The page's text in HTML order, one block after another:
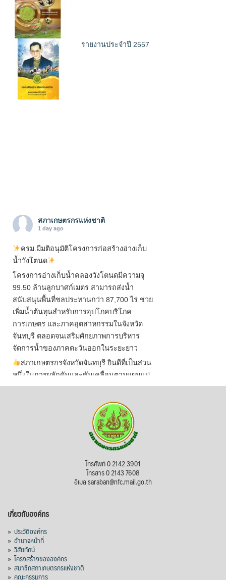
รายงานประจำปี 2557
สภาเกษตรกรแห่งชาติ
1 day ago
ครม.มีมติอนุมัติโครงการก่อสร้างอ่างเก็บ
น้ำวังโตนด
โครงการอ่างเก็บน้ำคลองวังโตนดมีความจุ
99.50 ล้านลูกบาศก์เมตร สามารถส่งน้ำ
สนับสนุนพื้นที่ชลประทานกว่า 87,700 ไร่ ช่วย
เพิ่มน้ำต้นทุนสำหรับการอุปโภคบริโภค
การเกษตร และภาคอุตสาหกรรมในจังหวัด
จันทบุรี ตลอดจนเสริมศักยภาพการบริหาร
จัดการน้ำของภาคตะวันออกในระยะยาว
สภาเกษตรกรจังหวัดจันทบุรี ยินดีที่เป็นส่วน
หนึ่งในการผลักดันและขับเคลื่อนตามแผนแม่
บทเพื่อพั ...See More
ไม่สามารถดูเนื้อหานี้ได้ในขณะนี้
สภาเกษตรกรแห่งชาติ
ไทยในช่วง 6 เดือนของปี 2569 (ม.ค.-มิ.ย.) มี
1,205 ล้านดอลลาร์สหรัฐ (ประมาณ
38,003.15 ล้านบาท) ลดลง 27.69%
ปรับตัวลดลงตามสภาวะเศรษฐกิจและการค้า
โทรศัพท์ 0 2142 3901
โทรสาร 0 2143 7608
อีเมล saraban@nfc.mail.go.th
เกี่ยวกับองค์กร
» ประวัติองค์กร
» อำนาจหน้าที่
» วิสัยทัศน์
» โครงสร้างขององค์กร
» สมาชิกสภาเกษตรกรแห่งชาติ
» คณะกรรมการ